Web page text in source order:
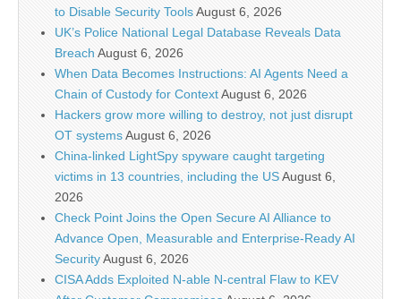
to Disable Security ToolsAugust 6, 2026
UK’s Police National Legal Database Reveals Data
Breach August 6, 2026
When Data Becomes Instructions: AI Agents Need a
Chain of Custody for ContextAugust 6, 2026
Hackers grow more willing to destroy, not just disrupt
OT systemsAugust 6, 2026
China-linked LightSpy spyware caught targeting
victims in 13 countries, including the USAugust 6,
2026
Check Point Joins the Open Secure AI Alliance to
Advance Open, Measurable and Enterprise-Ready AI
SecurityAugust 6, 2026
CISA Adds Exploited N-able N-central Flaw to KEV